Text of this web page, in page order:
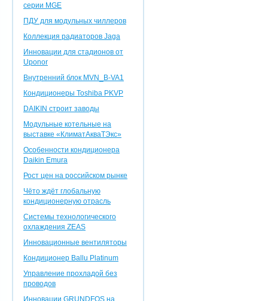
серии MGE
ПДУ для модульных чиллеров
Коллекция радиаторов Jaga
Инновации для стадионов от
Uponor
Внутренний блок MVN_B-VA1
Кондиционеры Toshiba PKVP
DAIKIN строит заводы
Модульные котельные на
выставке «КлиматАкваТЭкс»
Особенности кондиционера
Daikin Emura
Рост цен на российском рынке
Чёто ждёт глобальную
кондиционерную отрасль
Системы технологического
охлаждения ZEAS
Инновационные вентиляторы
Кондиционер Ballu Platinum
Управление прохладой без
проводов
Инновации GRUNDFOS на